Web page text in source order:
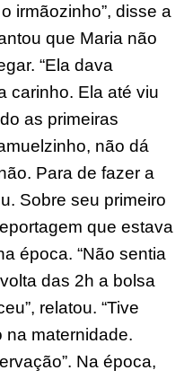
irmãozinho”, disse a
que Maria não
“Ela dava
carinho. Ela até viu
as primeiras
não dá
Para de fazer a
Sobre seu primeiro
que estava
época. “Não sentia
das 2h a bolsa
relatou. “Tive
na maternidade.
Na época,